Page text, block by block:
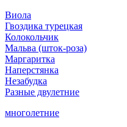
Виола
Гвоздика турецкая
Колокольчик
Мальва (шток-роза)
Маргаритка
Наперстянка
Незабудка
Разные двулетние
многолетние